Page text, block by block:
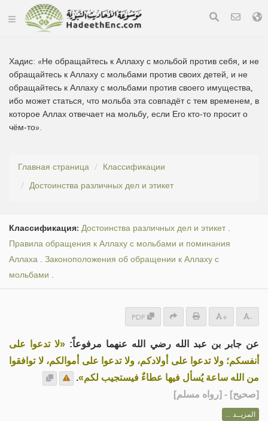
Хадис: «Не обращайтесь к Аллаху с мольбой против себя, и не
обращайтесь к Аллаху с мольбами против своих детей, и не
обращайтесь к Аллаху с мольбами против своего имущества,
ибо может статься, что мольба эта совпадёт с тем временем, в
которое Аллах отвечает на мольбу, если Его кто-то просит о
чём-то».
Главная страница
Классификации
Достоинства различных дел и этикет
Классификация: Достоинства различных дел и этикет.
Правила обращения к Аллаху с мольбами и поминания
Аллаха . Законоположения об обращении к Аллаху с
мольбами .
PDF + -
عن جابر بن عبد الله رضي الله عنهما مرفوعاً: «لا تدعوا على
أنفسكم؛ ولا تدعوا على أولادكم، ولا تدعوا على أموالكم، لا توافقوا
من الله ساعة يُسأل فيها عطاءٌ فيستجيب لكم».
[صحيح] - [رواه مسلم]
المزيــد ...